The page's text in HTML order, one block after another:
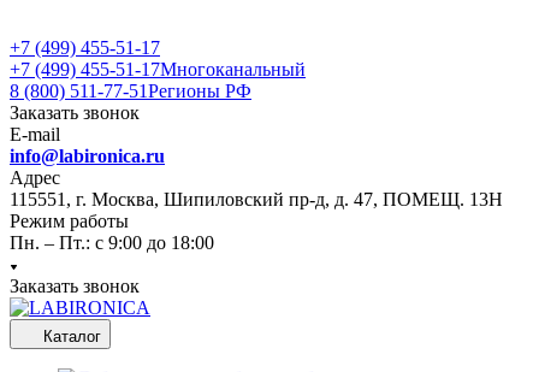
+7 (499) 455-51-17
+7 (499) 455-51-17Многоканальный
8 (800) 511-77-51Регионы РФ
Заказать звонок
E-mail
info@labironica.ru
Адрес
115551, г. Москва, Шипиловский пр-д, д. 47, ПОМЕЩ. 13Н
Режим работы
Пн. – Пт.: с 9:00 до 18:00
Заказать звонок
Каталог